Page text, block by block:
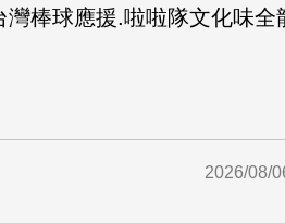
灣棒球應援.啦啦隊文化味
2026/08/